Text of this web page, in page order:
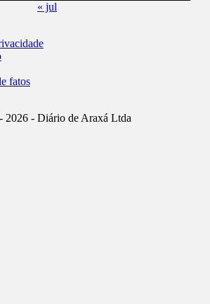
« jul
fatos
- Diário de Araxá Ltda